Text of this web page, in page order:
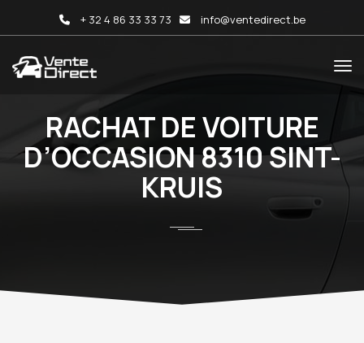
+ 32 4 86 33 33 73 info@ventedirect.be
RACHAT DE VOITURE
D’OCCASION 8310 SINT-
KRUIS